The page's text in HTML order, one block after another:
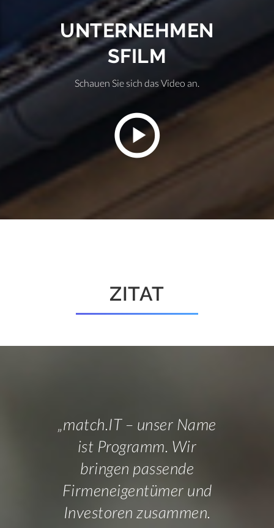
UNTERNEHMEN
SFILM
Schauen Sie sich das Video an.
ZITAT
„match.IT ­– unser Name
ist Programm. Wir
bringen passende
Firmeneigentümer und
Investoren zusammen.